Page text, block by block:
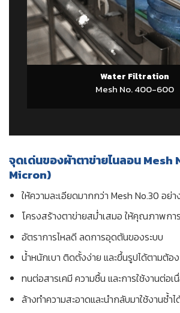
Water Filtration
Mesh No. 400-600
จุดเด่นของผ้าตาข่ายไนลอน Mesh
Micron)
ให้ความละเอียดมากกว่า Mesh No.30 อย่
โครงสร้างตาข่ายสม่ำเสมอ ให้คุณภาพกา
อัตราการไหลดี ลดการอุดตันของระบบ
น้ำหนักเบา ติดตั้งง่าย และขึ้นรูปได้ตามต้อ
ทนต่อสารเคมี ความชื้น และการใช้งานต่อเ
ล้างทำความสะอาดและนำกลับมาใช้งานซ้ำไ